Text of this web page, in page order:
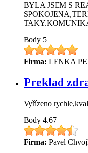
BYLA JSEM S
Body 5
Firma: LENKA
Preklad
Vyřízeno
Body 4.67
Firma: Pavel